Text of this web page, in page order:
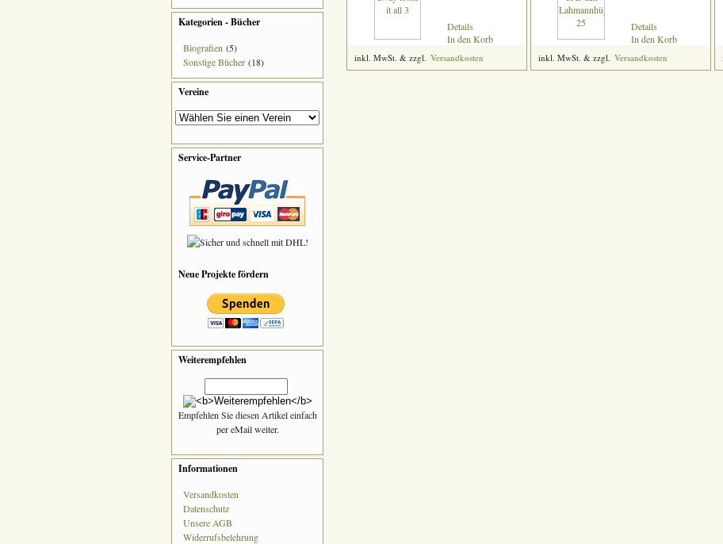
Kategorien - Bücher
Biografien (5)
Sonstige Bücher (18)
Vereine
Service-Partner
Neue Projekte fördern
Weiterempfehlen
Empfehlen Sie diesen Artikel einfach
per eMail weiter.
Informationen
Versandkosten
Datenschutz
Unsere AGB
Widerrufsbelehrung
Details
In den Korb
inkl. MwSt. & zzgl. Versandkosten
Details
In den Korb
inkl. MwSt. & zzgl. Versandkosten